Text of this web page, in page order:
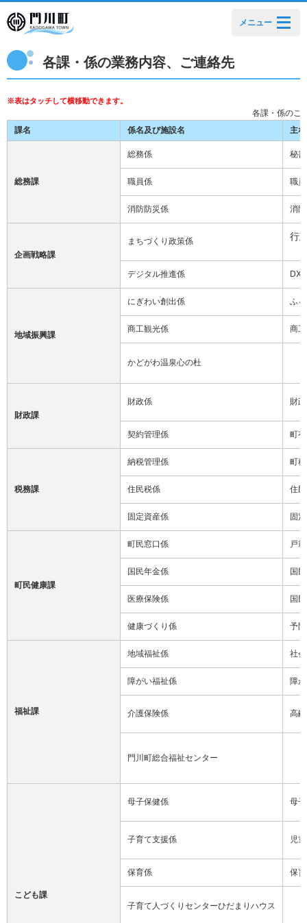
メニュー
各課・係の業務内容、ご連絡先
各課・係のご
課名
係名及び施設名 主
総務課
総務係 秘
職員係 職
消防防災係 消
企画戦略課
まちづくり政策係 行
デジタル推進係 DX
地域振興課
にぎわい創出係 ふ
商工観光係 商
かどがわ温泉心の杜
財政課
財政係 財
契約管理係 町
税務課
納税管理係 町
住民税係 住
固定資産係 固
町民健康課
町民窓口係 戸
国民年金係 国
医療保険係 国
健康づくり係 予
福祉課
地域福祉係 社
障がい福祉係 障
介護保険係 高
門川町総合福祉センター
こども課
母子保健係 母
子育て支援係 児
保育係 保
子育て人づくりセンターひだまりハウス